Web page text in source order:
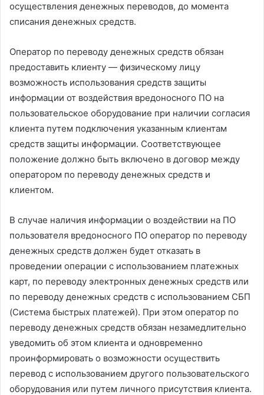
осуществления денежных переводов, до момента
списания денежных средств.
Оператор по переводу денежных средств обязан
предоставить клиенту — физическому лицу
возможность использования средств защиты
информации от воздействия вредоносного ПО на
пользовательское оборудование при наличии согласия
клиента путем подключения указанным клиентам
средств защиты информации. Соответствующее
положение должно быть включено в договор между
оператором по переводу денежных средств и
клиентом.
В случае наличия информации о воздействии на ПО
пользователя вредоносного ПО оператор по переводу
денежных средств должен будет отказать в
проведении операции с использованием платежных
карт, по переводу электронных денежных средств или
по переводу денежных средств с использованием СБП
(Система быстрых платежей). При этом оператор по
переводу денежных средств обязан незамедлительно
уведомить об этом клиента и одновременно
проинформировать о возможности осуществить
перевод с использованием другого пользовательского
оборудования или путем личного присутствия клиента.